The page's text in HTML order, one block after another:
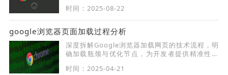
时间：2025-08-22
google浏览器页面加载过程分析
深度拆解Google浏览器加载网页的技术流程，明
确加载瓶颈与优化节点，为开发者提供精准性能
时间：2025-04-21